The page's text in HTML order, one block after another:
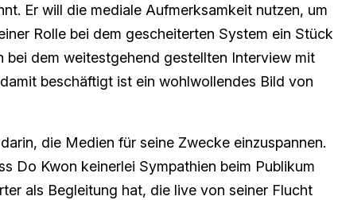
Er will die mediale Aufmerksamkeit nutzen, um
Rolle bei dem gescheiterten System ein Stück
bei dem weitestgehend gestellten Interview mit
beschäftigt ist ein wohlwollendes Bild von
die Medien für seine Zwecke einzuspannen.
Do Kwon keinerlei Sympathien beim Publikum
als Begleitung hat, die live von seiner Flucht